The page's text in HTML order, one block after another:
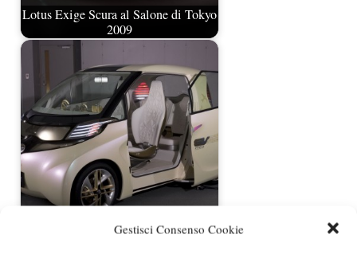
Gestisci Consenso Cookie
Lotus Exige Scura al Salone di Tokyo
2009
Toyota FT-EV II al Salone di Tokyo